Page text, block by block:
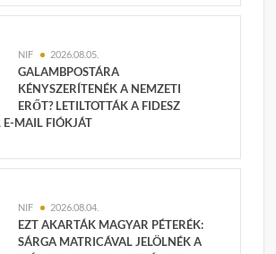
NIF 2026.08.05.
GALAMBPOSTÁRA
KÉNYSZERÍTENÉK A NEMZETI
ERŐT? LETILTOTTÁK A FIDESZ
MAIL FIÓKJÁT
NIF 2026.08.04.
EZT AKARTÁK MAGYAR PÉTERÉK:
SÁRGA MATRICÁVAL JELÖLNÉK A